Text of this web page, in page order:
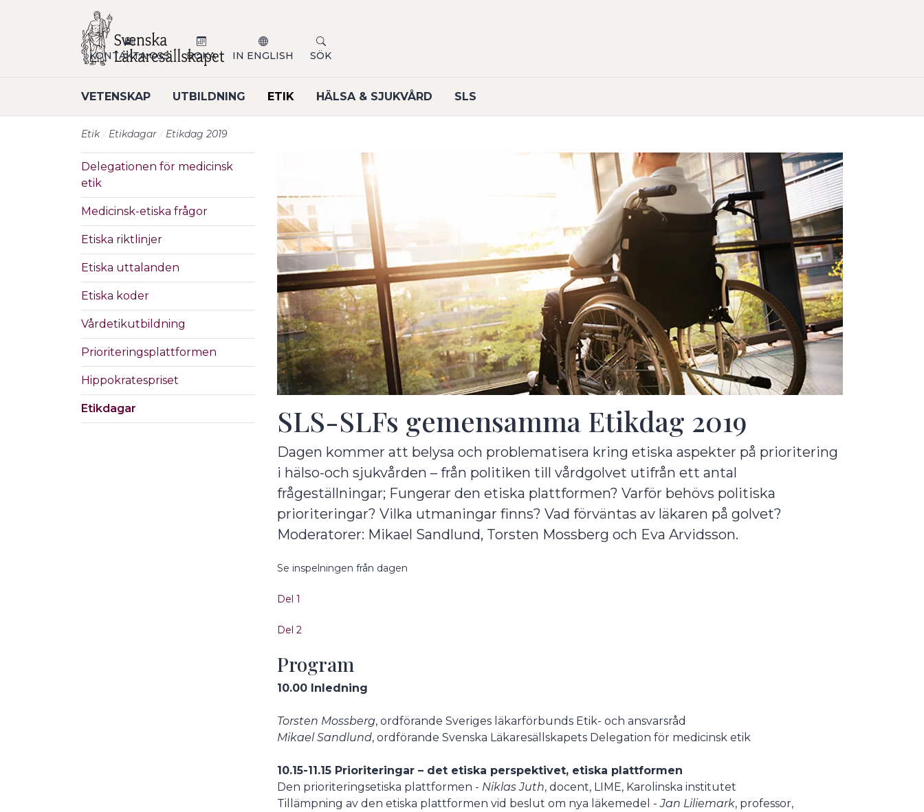
VETENSKAP UTBILDNING ETIK HÄLSA & SJUKVÅRD SLS
KONTAKTA OSS BOKA IN ENGLISH SÖK
Etik Etikdagar Etikdag 2019
Delegationen för medicinsk
etik
Medicinsk-etiska frågor
Etiska riktlinjer
Etiska uttalanden
Etiska koder
Vårdetikutbildning
Prioriteringsplattformen
Hippokratespriset
Etikdagar SLS-SLFs gemensamma Etikdag 2019
Dagen kommer att belysa och problematisera kring etiska aspekter på prioritering
i hälso-och sjukvården – från politiken till vårdgolvet utifrån ett antal
frågeställningar; Fungerar den etiska plattformen? Varför behövs politiska
prioriteringar? Vilka utmaningar finns? Vad förväntas av läkaren på golvet?
Moderatorer: Mikael Sandlund, Torsten Mossberg och Eva Arvidsson.
Se inspelningen från dagen
Del 1
Del 2
Program
10.00 Inledning
Torsten Mossberg, ordförande Sveriges läkarförbunds Etik- och ansvarsråd
Mikael Sandlund, ordförande Svenska Läkaresällskapets Delegation för medicinsk etik
10.15-11.15 Prioriteringar – det etiska perspektivet, etiska plattformen
Den prioriteringsetiska plattformen - Niklas Juth, docent, LIME, Karolinska institutet
Tillämpning av den etiska plattformen vid beslut om nya läkemedel -Jan Liliemark, professor,